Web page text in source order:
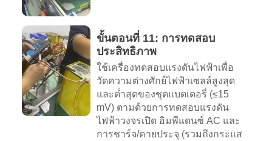
ขั้นตอนที่ 11: การทดสอบ
ประสิทธิภาพ
ใช้เครื่องทดสอบแรงดันไฟฟ้าเพื่อ
วัดความต่างศักย์ไฟฟ้าเซลล์สูงสุด
และต่ำสุดของชุดแบตเตอรี่ (≤15
mV) ตามด้วยการทดสอบแรงดัน
ไฟฟ้าวงจรเปิด อิมพีแดนซ์ AC และ
การชาร์จ/คายประจุ (รวมถึงกระแส